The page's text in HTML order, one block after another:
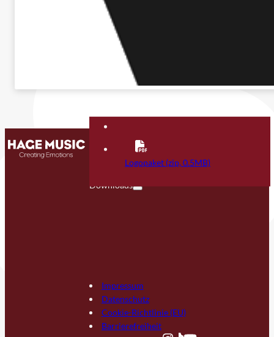
Downloads
Logopaket (zip, 0.5MB)
Impressum
Datenschutz
Cookie-Richtlinie (EU)
Barrierefreiheit